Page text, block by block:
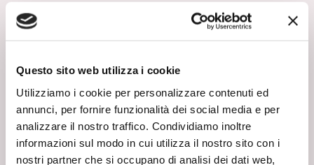
Questo sito web utilizza i cookie
Utilizziamo i cookie per personalizzare contenuti ed
annunci, per fornire funzionalità dei social media e per
analizzare il nostro traffico. Condividiamo inoltre
informazioni sul modo in cui utilizza il nostro sito con i
nostri partner che si occupano di analisi dei dati web,
accaduti.Nel 1997, i due autori condussero una
serie di esperimenti per testare questa ipotesi,
misurando i giudizi di alcuni gruppi di persone
momenti: prima, durante e dopo l’esperienza.
dell’esperienza, le persone avevano aspettative
molto alte; durante l’esperienza, i giudizi di
godimento calavano notevolmente e infine, a
posteriori, dopo l’esperienza, i giudizi tornavano